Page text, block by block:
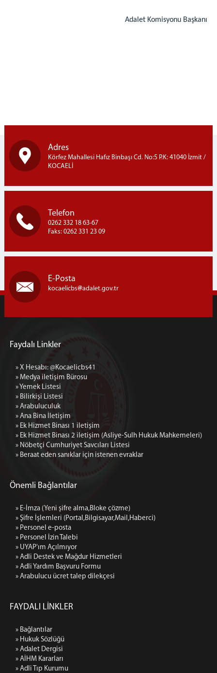
İCRA DAİRELERİ BŞK.
İcra Daireleri Başkanlığı
İcra Daireleri Başkanlığı Faaliyet Raporları
İcra Müdürlükleri
Ana Bina İletişim
Ek Hizmet Binası 1 iletişim
Mahkemeleri)
Adalet Komisyonu Başkanı
Adres
Körfez Mahallesi Hafız Binbaşı Cd. No:5 P.K: 41040 İzmit /
KOCAELİ
Telefon
0262 332 18 63-67
Faks: 0262 331 23 09
E-Posta
kocaelicbs adalet.gov.tr
Faydalı Linkler
» X Hesabı: @Kocaelicbs41
» Medya iletişim Bürosu
» Yemek Listesi
» Bilirkişi Listesi
» Arabuluculuk
» Ana Bina İletişim
» Ek Hizmet Binası 1 iletişim
» Ek Hizmet Binası 2 iletişim (Asliye-Sulh Hukuk Mahkemeleri)
» Nöbetçi Cumhuriyet Savcıları Listesi
» Beraat eden sanıklar için istenen evraklar
Önemli Bağlantılar
» E-İmza (Yeni şifre alma,Bloke çözme)
» Şifre İşlemleri (Portal,Bilgisayar,Mail,Haberci)
» Personel e-posta
» Personel İzin Talebi
» UYAP'ım Açılmıyor
» Adli Destek ve Mağdur Hizmetleri
» Adli Yardım Başvuru Formu
» Arabulucu ücret talep dilekçesi
FAYDALI LİNKLER
» Bağlantılar
» Hukuk Sözlüğü
» Adalet Dergisi
» AİHM Kararları
» Adli Tıp Kurumu